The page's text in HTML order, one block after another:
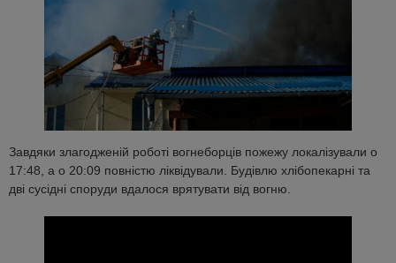
Завдяки злагодженій роботі вогнеборців пожежу локалізували о
17:48, а о 20:09 повністю ліквідували. Будівлю хлібопекарні та
дві сусідні споруди вдалося врятувати від вогню.